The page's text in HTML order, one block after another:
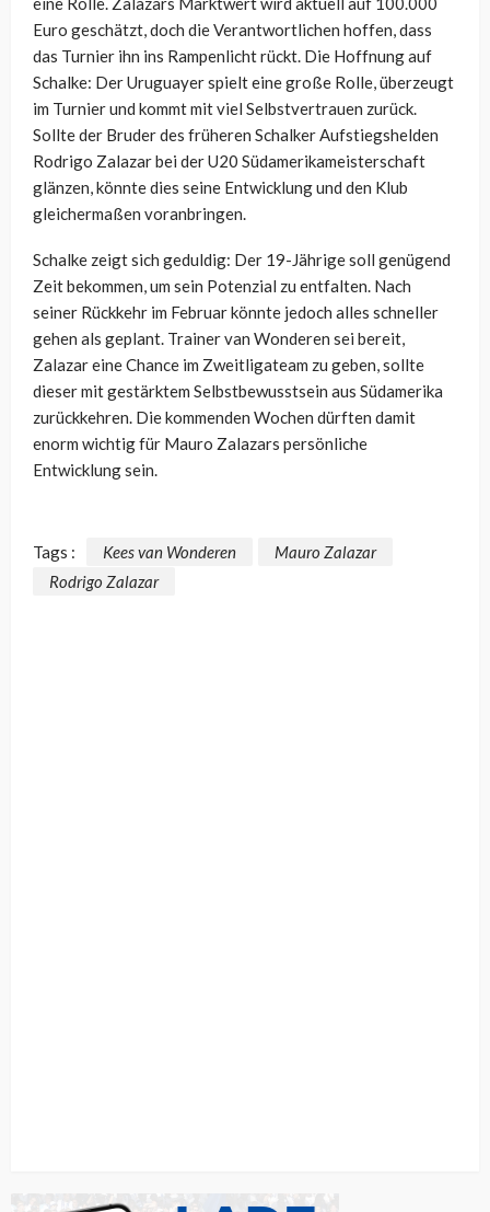
Euro geschätzt, doch die Verantwortlichen hoffen, dass
das Turnier ihn ins Rampenlicht rückt. Die Hoffnung auf
Schalke: Der Uruguayer spielt eine große Rolle, überzeugt
im Turnier und kommt mit viel Selbstvertrauen zurück.
Sollte der Bruder des früheren Schalker Aufstiegshelden
Rodrigo Zalazar bei der U20 Südamerikameisterschaft
glänzen, könnte dies seine Entwicklung und den Klub
gleichermaßen voranbringen.
Schalke zeigt sich geduldig: Der 19-Jährige soll genügend
Zeit bekommen, um sein Potenzial zu entfalten. Nach
seiner Rückkehr im Februar könnte jedoch alles schneller
gehen als geplant. Trainer van Wonderen sei bereit,
Zalazar eine Chance im Zweitligateam zu geben, sollte
dieser mit gestärktem Selbstbewusstsein aus Südamerika
zurückkehren. Die kommenden Wochen dürften damit
enorm wichtig für Mauro Zalazars persönliche
Entwicklung sein.
Tags : Kees van Wonderen
Mauro Zalazar
Rodrigo Zalazar